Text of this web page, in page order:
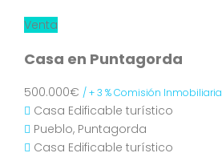
Venta
Casa en Puntagorda
500.000€ / + 3 % Comisión Inmobiliaria
Casa Edificable turístico
Pueblo, Puntagorda
Casa Edificable turístico